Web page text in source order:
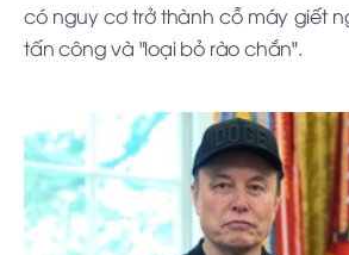
có nguy cơ trở thành cỗ máy giết
tấn công và "loại bỏ rào chắn".